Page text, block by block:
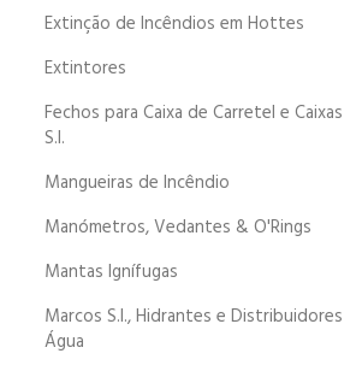
Extinção de Incêndios em Hottes
Extintores
Fechos para Caixa de Carretel e Caixas
S.I.
Mangueiras de Incêndio
Manómetros, Vedantes & O'Rings
Mantas Ignífugas
Marcos S.I., Hidrantes e Distribuidores
Água